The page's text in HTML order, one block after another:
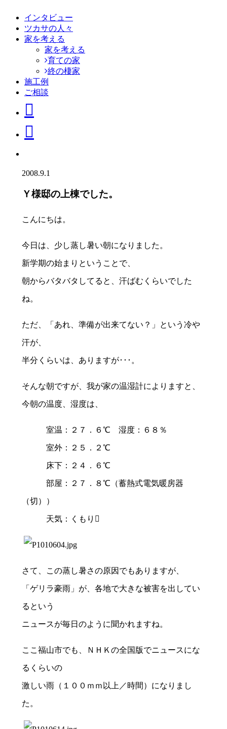
インタビュー
ツカサの人々
家を考える
家を考える
育ての家
終の棲家
施工例
ご相談
2008.9.1
Ｙ様邸の上棟でした。
こんにちは。
今日は、少し蒸し暑い朝になりました。
新学期の始まりということで、
朝からバタバタしてると、汗ばむくらいでした
ね。
ただ、「あれ、準備が出来てない？」という冷や
汗が、
半分くらいは、ありますが･･･。
そんな朝ですが、我が家の温湿計によりますと、
今朝の温度、湿度は、
室温：２７．６℃ 湿度：６８％
室外：２５．２℃
床下：２４．６℃
部屋：２７．８℃（蓄熱式電気暖房器
（切））
天気：くもり
さて、この蒸し暑さの原因でもありますが、
「ゲリラ豪雨」が、各地で大きな被害を出してい
るという
ニュースが毎日のように聞かれますね。
ここ福山市でも、ＮＨＫの全国版でニュースにな
るくらいの
激しい雨（１００ｍｍ以上／時間）になりまし
た。